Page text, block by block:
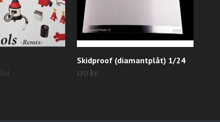
Skidproof (diamantplåt) 1/24
110 kr